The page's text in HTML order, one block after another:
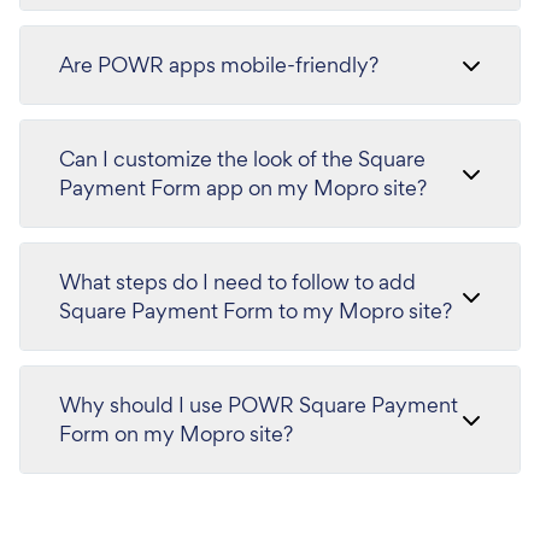
Are POWR apps mobile-friendly?
Can I customize the look of the Square
Payment Form app on my Mopro site?
What steps do I need to follow to add
Square Payment Form to my Mopro site?
Why should I use POWR Square Payment
Form on my Mopro site?